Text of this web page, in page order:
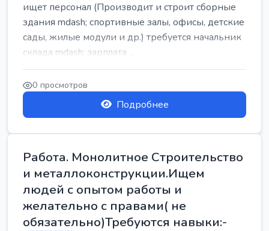
ищет персонал (Производит и строит сборные
здания mdash; спортивные залы, офисы, детские
сады, жилые модули и др.) требуется начальник
склада mdash; зарплата ...
0 просмотров
Подробнее
Работа. Монолитное Строительство
и металлоконструкции.Ищем
людей с опытом работы и
желательно с правами( не
обязательно)Требуются навыки:-